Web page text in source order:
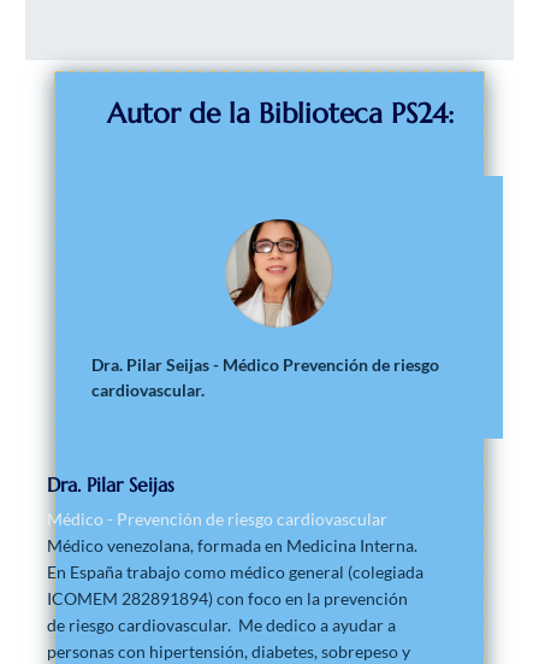
Autor de la Biblioteca PS24:
Dra. Pilar Seijas - Médico Prevención de riesgo
cardiovascular.
Dra. Pilar Seijas
Médico - Prevención de riesgo cardiovascular
Médico venezolana, formada en Medicina Interna.
En España trabajo como médico general (colegiada
ICOMEM 282891894) con foco en la prevención
de riesgo cardiovascular. Me dedico a ayudar a
personas con hipertensión, diabetes, sobrepeso y